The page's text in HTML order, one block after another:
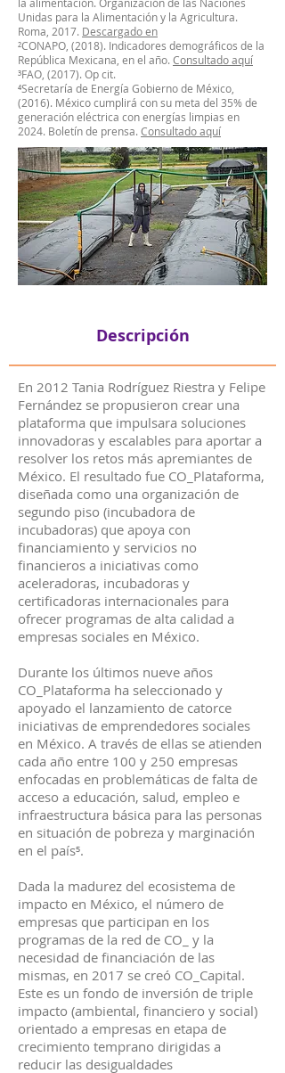
Unidas para la Alimentación y la Agricultura.
Roma, 2017. Descargado en
²CONAPO, (2018). Indicadores demográficos de la
República Mexicana, en el año. Consultado aquí
³FAO, (2017). Op cit.
⁴Secretaría de Energía Gobierno de México,
(2016). México cumplirá con su meta del 35% de
generación eléctrica con energías limpias en
2024. Boletín de prensa. Consultado aquí
Descripción
En 2012 Tania Rodríguez Riestra y Felipe
Fernández se propusieron crear una
plataforma que impulsara soluciones
innovadoras y escalables para aportar a
resolver los retos más apremiantes de
México. El resultado fue CO_Plataforma,
diseñada como una organización de
segundo piso (incubadora de
incubadoras) que apoya con
financiamiento y servicios no
financieros a iniciativas como
aceleradoras, incubadoras y
certificadoras internacionales para
ofrecer programas de alta calidad a
empresas sociales en México.
Durante los últimos nueve años
CO_Plataforma ha seleccionado y
apoyado el lanzamiento de catorce
iniciativas de emprendedores sociales
en México. A través de ellas se atienden
cada año entre 100 y 250 empresas
enfocadas en problemáticas de falta de
acceso a educación, salud, empleo e
infraestructura básica para las personas
en situación de pobreza y marginación
en el país⁵.
Dada la madurez del ecosistema de
impacto en México, el número de
empresas que participan en los
programas de la red de CO_ y la
necesidad de financiación de las
mismas, en 2017 se creó CO_Capital.
Este es un fondo de inversión de triple
impacto (ambiental, financiero y social)
orientado a empresas en etapa de
crecimiento temprano dirigidas a
reducir las desigualdades